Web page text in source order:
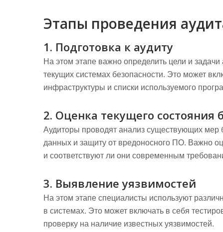
Этапы проведения
1. Подготовка к аудиту
На этом этапе важно определить цели и
текущих системах безопасности. Это может
инфраструктуры и списки используемого
2. Оценка текущего состояния
Аудиторы проводят анализ существующих мер
данных и защиту от вредоносного ПО. Важно
и соответствуют ли они современным
3. Выявление уязвимостей
На этом этапе специалисты используют
в системах. Это может включать в себя
проверку на наличие известных уязвимостей.